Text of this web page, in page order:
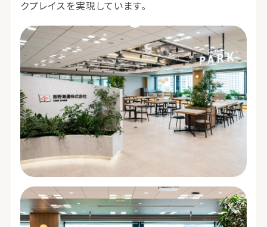
クプレイスを実現しています。